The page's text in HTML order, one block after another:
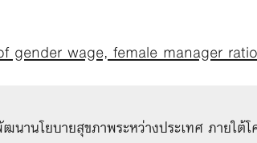
gender wage, female manager
นโยบายสุขภาพระหว่างประเทศ ภายใต้โ